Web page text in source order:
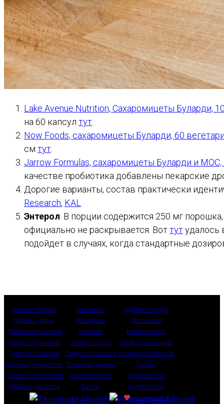
Lake Avenue Nutrition, Сахаромицеты Буларди,
на 60 капсул тут.
Now Foods, сахаромицеты Буларди, 60
см тут.
Jarrow Formulas, сахаромицеты Буларди и
качестве пробиотика добавлены пекарские
Дорогие варианты, состав практически
Research, KAL.
Энтерол. В порции содержится 250 мг
официально не раскрывается. Воттутудалось
подойдет в случаях, когда стандартные
Каталог обзоров
Добавки детям
Добавки женщинам
Добавки мужчинам
Добавки пожилым
Добавки для красоты
Добавки для энергии
Добавки для мозга
Витамины
Минералы
Кислоты
Жиры и масла
Продукты питания
Травяные добавки
Антиоксиданты
Белки
Здоровье сердца
Долголетие
Беременность
Профилактика рака
Защита от патогенов
Диабет
Здоровый сон
Худеем легко
Наш магазин